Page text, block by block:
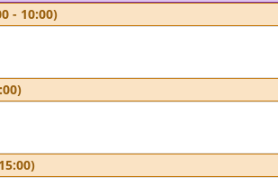
- 10:00)